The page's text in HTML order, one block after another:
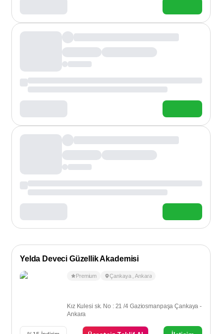
Yelda Deveci Güzellik Akademisi
Premium Çankaya ,Ankara
Kız Kulesi sk. No : 21 /4 Gaziosmanpaşa Çankaya -
Ankara